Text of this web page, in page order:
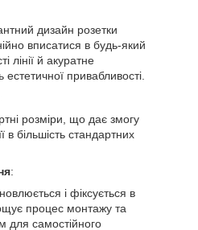
дизайн розетки
вписатися в будь-який
лінії й акуратне
привабливості.
розміри, що дає змогу
в більшість стандартних
:
і фіксується в
процес монтажу та
для самостійного